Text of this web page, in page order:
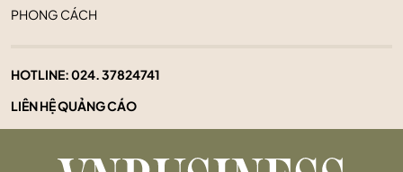
PHONG CÁCH
HOTLINE:024. 37824741
LIÊN HỆ QUẢNG CÁO